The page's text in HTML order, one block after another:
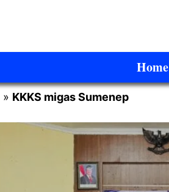
Home
» KKKS migas Sumenep